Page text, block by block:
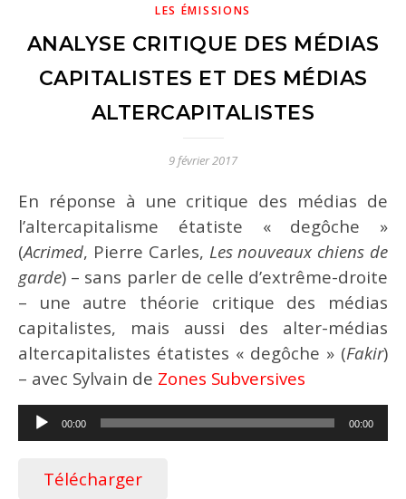
LES ÉMISSIONS
ANALYSE CRITIQUE DES MÉDIAS
CAPITALISTES ET DES MÉDIAS
ALTERCAPITALISTES
9 février 2017
En réponse à une critique des médias de
l’altercapitalisme étatiste « degôche »
(Acrimed, Pierre Carles, Les nouveaux chiens de
garde) – sans parler de celle d’extrême-droite
– une autre théorie critique des médias
capitalistes, mais aussi des alter-médias
altercapitalistes étatistes « degôche » (Fakir)
– avec Sylvain de Zones Subversives
Lecteur
audio
00:00 00:00
Télécharger